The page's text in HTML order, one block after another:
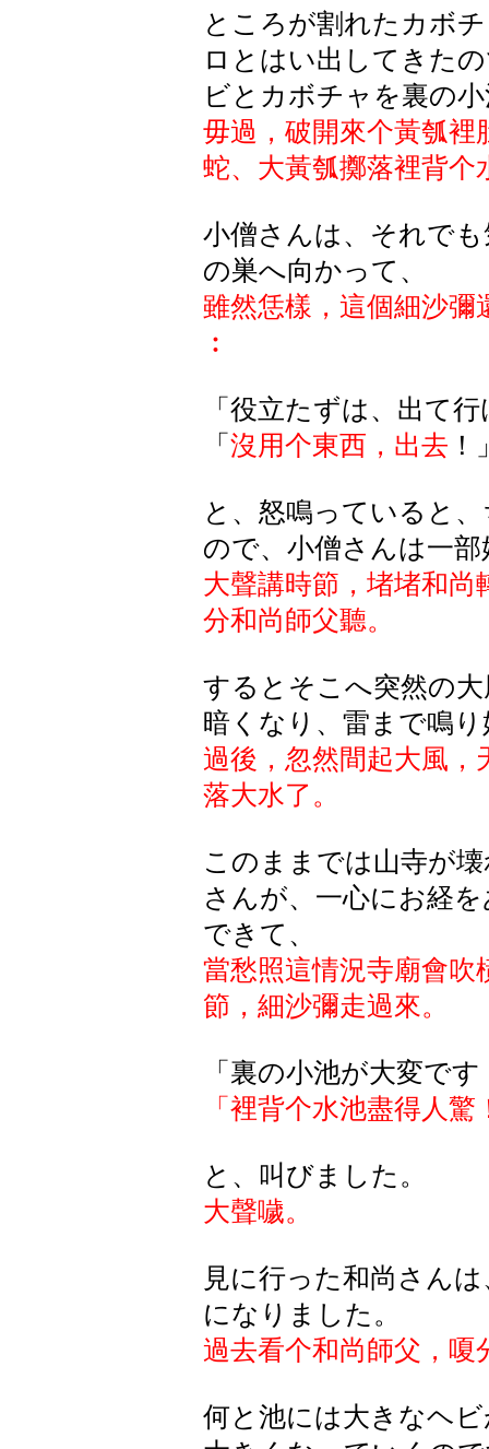
ところが割れたカボ
ロとはい出してきた
ビとカボチャを裏の
毋過，破開來个黃瓠裡
蛇、大黃瓠擲落裡背个
小僧さんは、それで
の巣へ向かって、
雖然恁樣，這個細沙彌
︰
「役立たずは、出て
「 沒用个東西，出去 ！
と、怒鳴っていると
ので、小僧さんは一
大聲講時節，堵堵和尚
分和尚師父聽。
するとそこへ突然の
暗くなり、雷まで鳴
過後，忽然間起大風，
落大水了。
このままでは山寺が
さんが、一心にお経
できて、
當愁照這情況寺廟會吹
節，細沙彌走過來。
「裏の小池が大変です
「裡背个水池盡得人驚
と、叫びました。
大聲噦。
見に行った和尚さん
になりました。
過去看个和尚師父，嗄
何と池には大きなヘ